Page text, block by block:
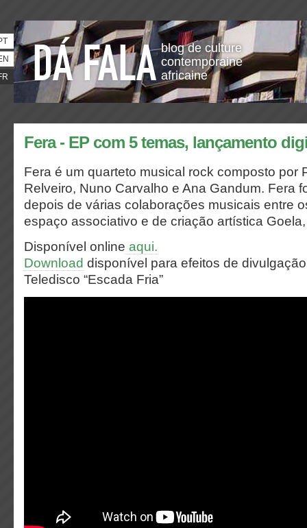
blog de culture
contemporaine
africaine
Fera - EP com 5 temas, lançamento
Fera é um quarteto musical rock composto por
Relveiro, Nuno Carvalho e Ana Gandum. Fera
depois de várias colaborações musicais entre
espaço associativo e de criação artística
Disponível online aqui.
Download disponível para efeitos de
Teledisco “Escada Fria”